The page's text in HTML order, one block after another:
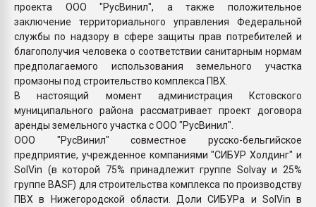
проекта ООО "РусВинил", а также положительное
заключение территориального управления Федеральной
службы по надзору в сфере защиты прав потребителей и
благополучия человека о соответствии санитарным нормам
предполагаемого использования земельного участка
промзоны под строительство комплекса ПВХ.
В настоящий момент администрация Кстовского
муниципального района рассматривает проект договора
аренды земельного участка с ООО "РусВинил".
ООО "РусВинил" совместное русско-бельгийское
предприятие, учрежденное компаниями "CИБУР Холдинг" и
SolVin (в которой 75% принадлежит группе Solvay и 25%
группе BASF) для строительства комплекса по производству
ПВХ в Нижегородской области. Доли СИБУРа и SolVin в